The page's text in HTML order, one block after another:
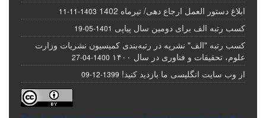
ابلاغ دستور العمل ارجاع دهی/ تیرماه 1402 1403-11-11
کسب رتبه الف برای دومین سال پیاپی 1401-05-19
کسب رتبه "الف" نشریه در رتبه‌بندی کمیسیون نشریات وزارت
علوم، تحقیقات و فناوری در سال ۱۴۰۰
1400-04-27
از وب سایت انگلیسی ما بازدید کنید! 1399-12-09